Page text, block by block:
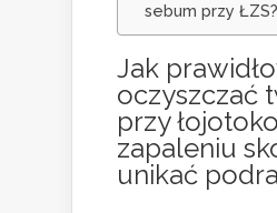
sebum przy ŁZS?
Jak
oczyszczać
przy
zapaleniu
unikać